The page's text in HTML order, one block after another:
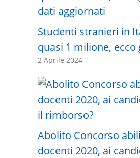
Studenti stranieri in
quasi 1 milione,
2 Aprile 2024
Abolito Concorso
docenti 2020, ai